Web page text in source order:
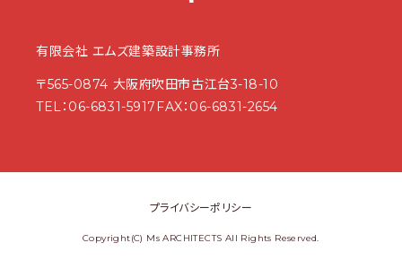
有限会社 エムズ建築設計事務所
〒565-0874 大阪府吹田市古江台3-18-10
TEL： 06-6831-5917 FAX：06-6831-2654
プライバシーポリシー
Copyright(C) Ms ARCHITECTS All Rights Reserved.